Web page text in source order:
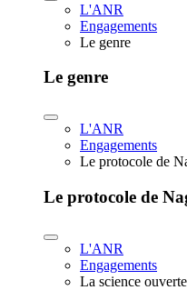
L'ANR
Engagements
Le genre
Le genre
L'ANR
Engagements
Le protocole de
Le protocole de
L'ANR
Engagements
La science ouverte